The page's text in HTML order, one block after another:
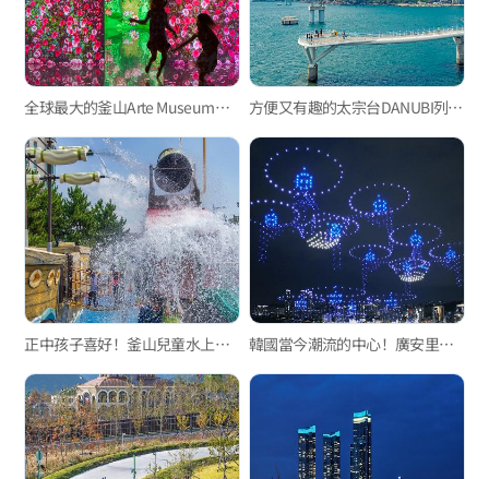
全球最大的釜山Arte Museum，令人著迷的沉浸式媒體藝術！ 方便又有趣的太宗台DANUBI列車、松島海上纜車
正中孩子喜好！釜山兒童水上樂園三選 韓國當今潮流的中心！廣安里M無人機燈光秀